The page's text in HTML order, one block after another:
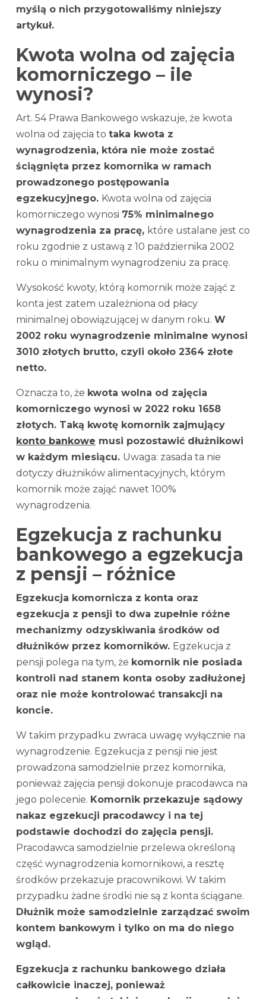
myślą o nich przygotowaliśmy niniejszy
artykuł.
Kwota wolna od zajęcia
komorniczego – ile
wynosi?
Art. 54 Prawa Bankowego wskazuje, że kwota
wolna od zajęcia to taka kwota z
wynagrodzenia, która nie może zostać
ściągnięta przez komornika w ramach
prowadzonego postępowania
egzekucyjnego. Kwota wolna od zajęcia
komorniczego wynosi 75% minimalnego
wynagrodzenia za pracę, które ustalane jest co
roku zgodnie z ustawą z 10 października 2002
roku o minimalnym wynagrodzeniu za pracę.
Wysokość kwoty, którą komornik może zająć z
konta jest zatem uzależniona od płacy
minimalnej obowiązującej w danym roku. W
2002 roku wynagrodzenie minimalne wynosi
3010 złotych brutto, czyli około 2364 złote
netto.
Oznacza to, że kwota wolna od zajęcia
komorniczego wynosi w 2022 roku 1658
złotych. Taką kwotę komornik zajmujący
konto bankowe musi pozostawić dłużnikowi
w każdym miesiącu. Uwaga: zasada ta nie
dotyczy dłużników alimentacyjnych, którym
komornik może zająć nawet 100%
wynagrodzenia.
Egzekucja z rachunku
bankowego a egzekucja
z pensji – różnice
Egzekucja komornicza z konta oraz
egzekucja z pensji to dwa zupełnie różne
mechanizmy odzyskiwania środków od
dłużników przez komorników. Egzekucja z
pensji polega na tym, że komornik nie posiada
kontroli nad stanem konta osoby zadłużonej
oraz nie może kontrolować transakcji na
koncie.
W takim przypadku zwraca uwagę wyłącznie na
wynagrodzenie. Egzekucja z pensji nie jest
prowadzona samodzielnie przez komornika,
ponieważ zajęcia pensji dokonuje pracodawca na
jego polecenie. Komornik przekazuje sądowy
nakaz egzekucji pracodawcy i na tej
podstawie dochodzi do zajęcia pensji.
Pracodawca samodzielnie przelewa określoną
część wynagrodzenia komornikowi, a resztę
środków przekazuje pracownikowi. W takim
przypadku żadne środki nie są z konta ściągane.
Dłużnik może samodzielnie zarządzać swoim
kontem bankowym i tylko on ma do niego
wgląd.
Egzekucja z rachunku bankowego działa
całkowicie inaczej, ponieważ